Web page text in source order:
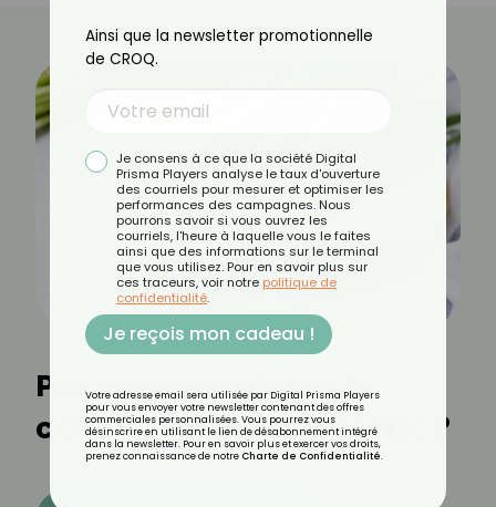
Par quoi remplacer la
cébette dans une recette ?
Ainsi que la newsletter promotionnelle
de CROQ.
Je consens à ce que la société Digital
Prisma Players analyse le taux d'ouverture
des courriels pour mesurer et optimiser les
performances des campagnes. Nous
pourrons savoir si vous ouvrez les
courriels, l'heure à laquelle vous le faites
ainsi que des informations sur le terminal
que vous utilisez. Pour en savoir plus sur
ces traceurs, voir notre politique de
confidentialité.
Je reçois mon cadeau !
Votre adresse email sera utilisée par Digital Prisma Players
pour vous envoyer votre newsletter contenant des offres
commerciales personnalisées. Vous pourrez vous
désinscrire en utilisant le lien de désabonnement intégré
dans la newsletter. Pour en savoir plus et exercer vos droits,
prenez connaissance de notre Charte de Confidentialité.